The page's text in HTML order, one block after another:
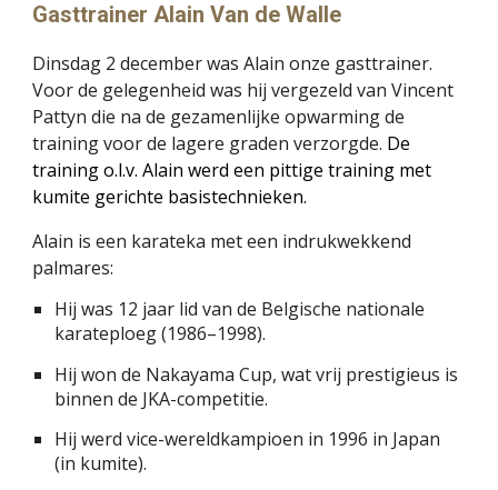
Gasttrainer Alain Van de Walle
Dinsdag 2 december was Alain onze gasttrainer.
Voor de gelegenheid was hij vergezeld van Vincent
Pattyn die na de gezamenlijke opwarming de
training voor de lagere graden verzorgde. De
training o.l.v. Alain werd een pittige training met
kumite gerichte basistechnieken.
Alain is een karateka met een indrukwekkend
palmares:
Hij was 12 jaar lid van de Belgische nationale
karateploeg (1986–1998).
Hij won de Nakayama Cup, wat vrij prestigieus is
binnen de JKA-competitie.
Hij werd vice-wereldkampioen in 1996 in Japan
(in kumite).